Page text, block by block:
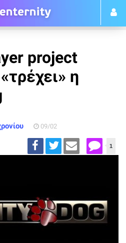
project
η
09/02
1